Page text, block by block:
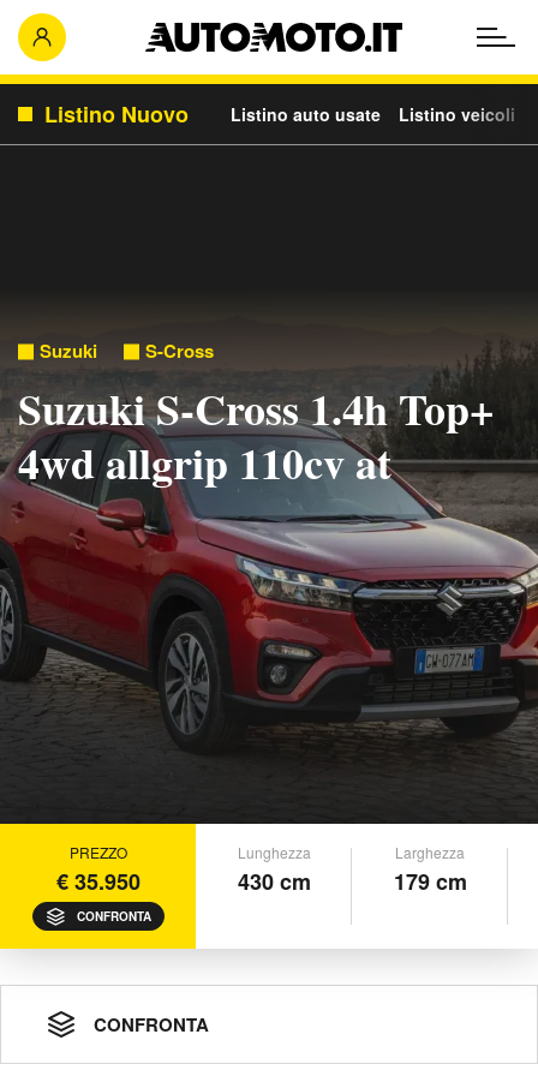
Listino Nuovo Listino auto usate Listino veicoli
Suzuki S-Cross
Suzuki S-Cross 1.4h Top+
4wd allgrip 110cv at
PREZZO
€ 35.950
CONFRONTA
Lunghezza
430 cm
Larghezza
179 cm
CONFRONTA